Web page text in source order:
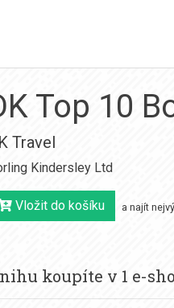
Top 10
Travel
Kindersley Ltd
Vložit do košíku a najít
koupíte v 1 e-